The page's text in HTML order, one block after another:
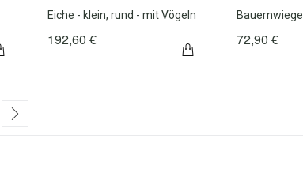
Eiche - klein, rund - mit Vögeln
192,60 €
Bauernwiege
72,90 €